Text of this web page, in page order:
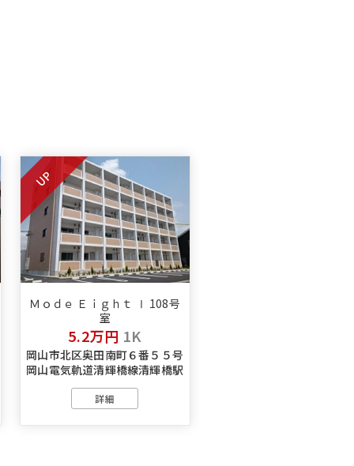
UP
Ｍｏｄｅ Ｅｉｇｈｔ Ⅰ 108号
室
5.2万円 1K
岡山市北区奥田南町６番５５号
岡山電気軌道清輝橋線清輝橋駅
詳細